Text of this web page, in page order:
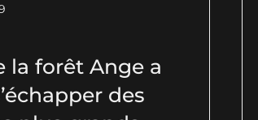
la forêt Ange a
des